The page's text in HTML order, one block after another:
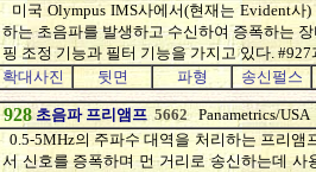
미국 Olympus IMS사에서(현재는 Evident사
하는 초음파를 발생하고 수신하여 증폭하는
핑 조정 기능과 필터 기능을 가지고 있다.
확대사진
뒷면 파형 송신펄스
928 초음파 프리앰프 5662 Panametrics/USA
0.5-5MHz의 주파수 대역을 처리하는 프리앰
서 신호를 증폭하며 먼 거리로 송신하는데